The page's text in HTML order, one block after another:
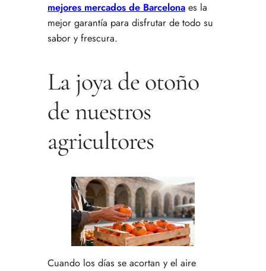
mejores mercados de Barcelona es la
mejor garantía para disfrutar de todo su
sabor y frescura.
La joya de otoño
de nuestros
agricultores
Cuando los días se acortan y el aire